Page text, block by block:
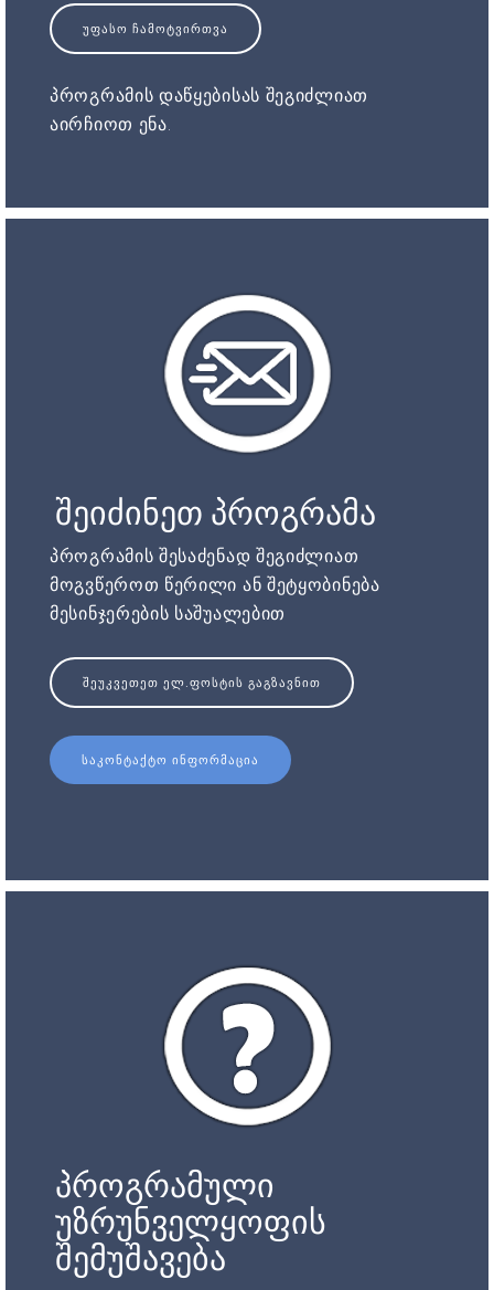
ᲣᲤᲐᲡᲝ ᲩᲐᲛᲝᲢᲕᲘᲠᲗᲕᲐ
პროგრამის დაწყებისას შეგიძლიათ
აირჩიოთ ენა.
შეიძინეთ პროგრამა
პროგრამის შესაძენად შეგიძლიათ
მოგვწეროთ წერილი ან შეტყობინება
მესინჯერების საშუალებით
ᲨᲔᲣᲙᲕᲔᲗᲔᲗ ᲔᲚ.ᲤᲝᲡᲢᲘᲡ ᲒᲐᲒᲖᲐᲕᲜᲘᲗ
ᲡᲐᲙᲝᲜᲢᲐᲥᲢᲝ ᲘᲜᲤᲝᲠᲛᲐᲪᲘᲐ
პროგრამული
უზრუნველყოფის
შემუშავება